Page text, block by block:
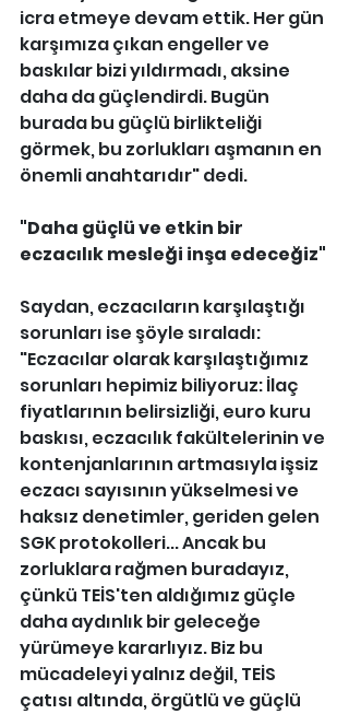
icra etmeye devam ettik. Her gün
karşımıza çıkan engeller ve
baskılar bizi yıldırmadı, aksine
daha da güçlendirdi. Bugün
burada bu güçlü birlikteliği
görmek, bu zorlukları aşmanın en
önemli anahtarıdır" dedi.
"Daha güçlü ve etkin bir
eczacılık mesleği inşa edeceğiz"
Saydan, eczacıların karşılaştığı
sorunları ise şöyle sıraladı:
"Eczacılar olarak karşılaştığımız
sorunları hepimiz biliyoruz: İlaç
fiyatlarının belirsizliği, euro kuru
baskısı, eczacılık fakültelerinin ve
kontenjanlarının artmasıyla işsiz
eczacı sayısının yükselmesi ve
haksız denetimler, geriden gelen
SGK protokolleri... Ancak bu
zorluklara rağmen buradayız,
çünkü TEİS'ten aldığımız güçle
daha aydınlık bir geleceğe
yürümeye kararlıyız. Biz bu
mücadeleyi yalnız değil, TEİS
çatısı altında, örgütlü ve güçlü